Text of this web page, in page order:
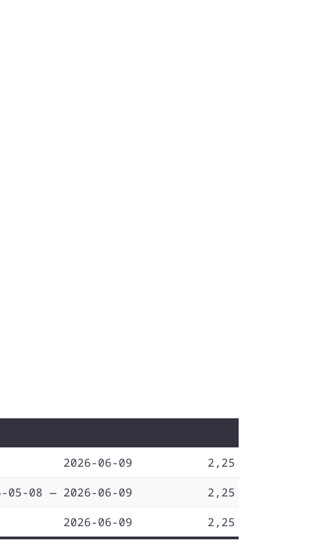
2026-06-09
2,25
05-08 — 2026-06-09
2,25
2026-06-09 2,25